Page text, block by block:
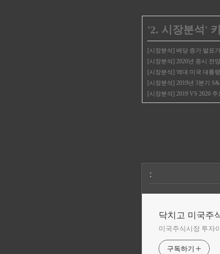
'2. 시장분석 '
[시장분석] 배당 증가 발표
[시장분석] 2020년 증시 전
[시장분석] 역대 미국 대통
[시장분석] 2019년 3분기
[시장분석] 2019 VS 2020
:
닥치고 미국주
미국주식시장 투자
구독하기